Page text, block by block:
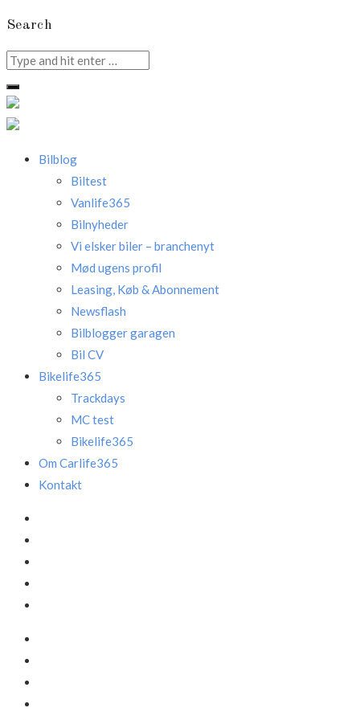
Search
Search
for:
Bilblog
Biltest
Vanlife365
Bilnyheder
Vi elsker biler – branchenyt
Mød ugens profil
Leasing, Køb & Abonnement
Newsflash
Bilblogger garagen
Bil CV
Bikelife365
Trackdays
MC test
Bikelife365
Om Carlife365
Kontakt